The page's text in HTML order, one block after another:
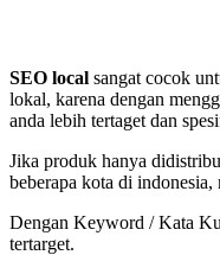
SEO local sangat cocok
lokal, karena dengan
anda lebih tertaget dan
Jika produk hanya
beberapa kota di
Dengan Keyword / Kata
tertarget.